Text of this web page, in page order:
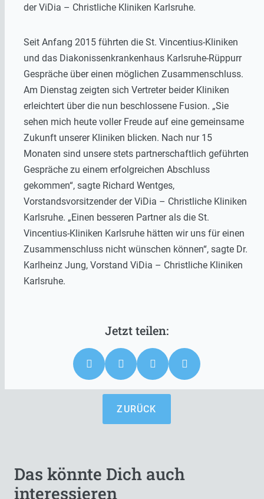
der ViDia – Christliche Kliniken Karlsruhe.
Seit Anfang 2015 führten die St. Vincentius-Kliniken
und das Diakonissenkrankenhaus Karlsruhe-Rüppurr
Gespräche über einen möglichen Zusammenschluss.
Am Dienstag zeigten sich Vertreter beider Kliniken
erleichtert über die nun beschlossene Fusion. „Sie
sehen mich heute voller Freude auf eine gemeinsame
Zukunft unserer Kliniken blicken. Nach nur 15
Monaten sind unsere stets partnerschaftlich geführten
Gespräche zu einem erfolgreichen Abschluss
gekommen“, sagte Richard Wentges,
Vorstandsvorsitzender der ViDia – Christliche Kliniken
Karlsruhe. „Einen besseren Partner als die St.
Vincentius-Kliniken Karlsruhe hätten wir uns für einen
Zusammenschluss nicht wünschen können“, sagte Dr.
Karlheinz Jung, Vorstand ViDia – Christliche Kliniken
Karlsruhe.
ZURÜCK
Das könnte Dich auch
interessieren